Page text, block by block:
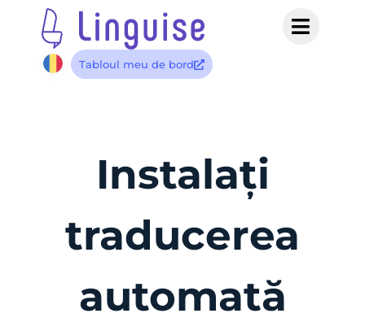
Tabloul meu de bord
Instalați
traducerea
automată